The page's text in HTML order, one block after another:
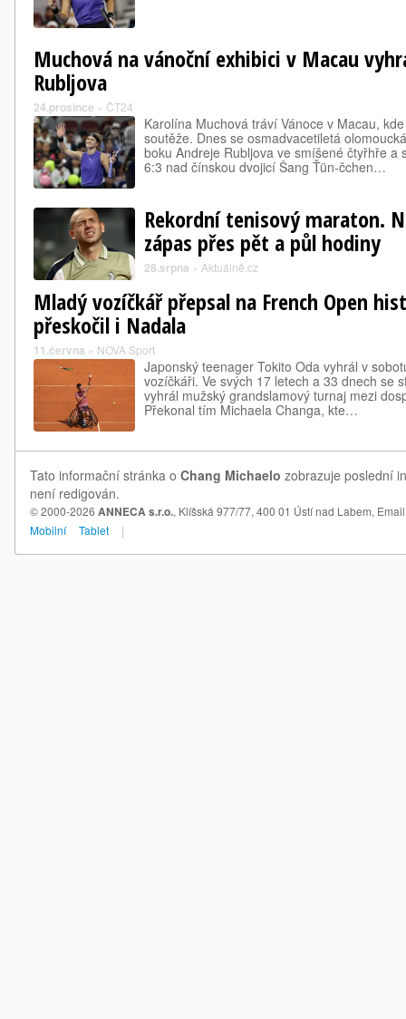
Muchová na vánoční exhibici v Macau
Rubljova
24.prosince » ČT24
Karolína Muchová tráví Vánoce v Macau,
soutěže. Dnes se osmadvacetiletá
boku Andreje Rubljova ve smíšené čtyřhře a
6:3 nad čínskou dvojicí Šang Ťün-čchen…
Rekordní tenisový maraton.
zápas přes pět a půl hodiny
28.srpna » Aktuálně.cz
Mladý vozíčkář přepsal na French Open
přeskočil i Nadala
11.června » NOVA Sport
Japonský teenager Tokito Oda vyhrál v
vozíčkáři. Ve svých 17 letech a 33 dnech se
vyhrál mužský grandslamový turnaj mezi
Překonal tím Michaela Changa, kte…
Tato informační stránka o Chang Michaelo zobrazuje poslední
není redigován.
© 2000-2026 ANNECA s.r.o., Klíšská 977/77, 400 01 Ústí nad Labem,
Mobilní
Tablet |